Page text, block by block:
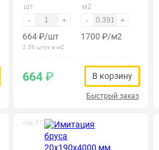
шт
- +
664₽/шт
2.56 штук в м2
м2
- +
1700 ₽/м2
664₽ В корзину
Быстрый заказ
код: 315011